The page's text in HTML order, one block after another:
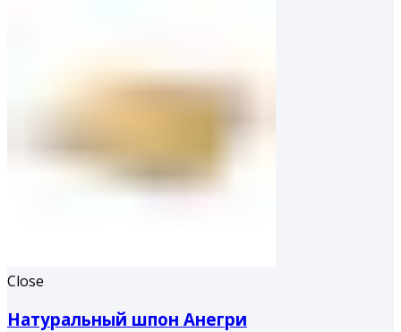
Close
Натуральный шпон Анегри